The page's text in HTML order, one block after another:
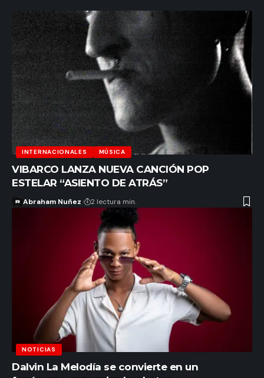
INTERNACIONALES MÚSICA
VIBARCO LANZA NUEVA CANCIÓN POP
ESTELAR “ASIENTO DE ATRÁS”
Abraham Nuñez 2 lectura min.
NOTICIAS
Dalvin La Melodía se convierte en un